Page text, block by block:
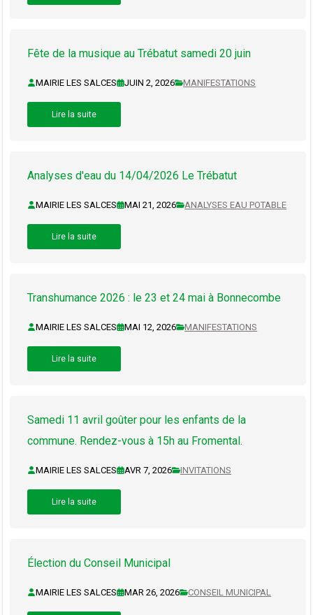
Fête de la musique au Trébatut samedi 20 juin
MAIRIE LES SALCES JUIN 2, 2026 MANIFESTATIONS
Lire la suite
Analyses d'eau du 14/04/2026 Le Trébatut
MAIRIE LES SALCES MAI 21, 2026 ANALYSES EAU POTABLE
Lire la suite
Transhumance 2026 : le 23 et 24 mai à Bonnecombe
MAIRIE LES SALCES MAI 12, 2026 MANIFESTATIONS
Lire la suite
Samedi 11 avril goûter pour les enfants de la
commune. Rendez-vous à 15h au Fromental.
MAIRIE LES SALCES AVR 7, 2026 INVITATIONS
Lire la suite
Élection du Conseil Municipal
MAIRIE LES SALCES MAR 26, 2026 CONSEIL MUNICIPAL